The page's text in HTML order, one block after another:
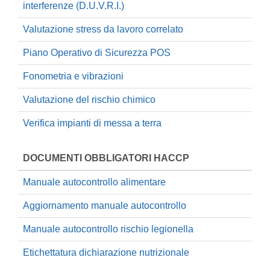
interferenze (D.U.V.R.I.)
Valutazione stress da lavoro correlato
Piano Operativo di Sicurezza POS
Fonometria e vibrazioni
Valutazione del rischio chimico
Verifica impianti di messa a terra
DOCUMENTI OBBLIGATORI HACCP
Manuale autocontrollo alimentare
Aggiornamento manuale autocontrollo
Manuale autocontrollo rischio legionella
Etichettatura dichiarazione nutrizionale